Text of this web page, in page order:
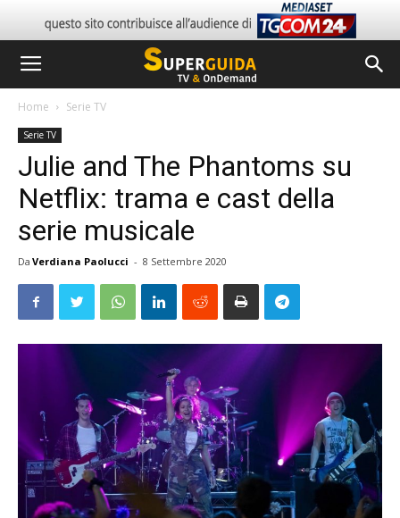
Home Serie TV
Serie TV
Julie and The Phantoms su
Netflix: trama e cast della
serie musicale
Da Verdiana Paolucci - 8 Settembre 2020